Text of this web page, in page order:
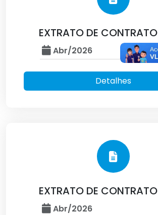
EXTRATO DE CONTRATO
Abr/2026
Detalhes
EXTRATO DE CONTRATO
Abr/2026